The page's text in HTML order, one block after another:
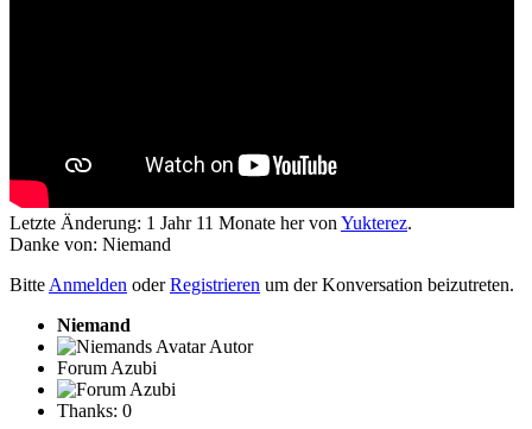
Letzte Änderung: 1 Jahr 11 Monate her von Yukterez.
Danke von: Niemand
Bitte Anmelden oderRegistrieren um der Konversation beizutreten.
Niemand
Autor
Forum Azubi
Thanks: 0